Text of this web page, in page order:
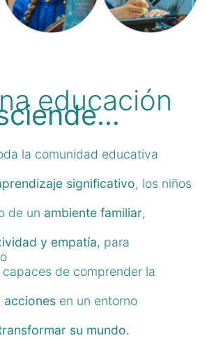
educación
la comunidad educativa
significativo, los niños
de un ambiente familiar,
y empatía, para
capaces de comprender la
acciones en un entorno
su mundo.